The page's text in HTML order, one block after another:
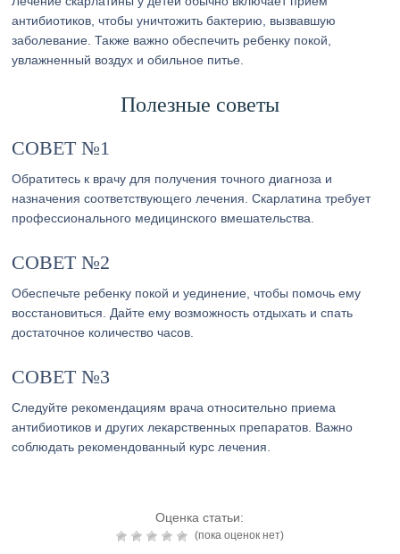
антибиотиков, чтобы уничтожить бактерию, вызвавшую
заболевание. Также важно обеспечить ребенку покой,
увлажненный воздух и обильное питье.
Полезные советы
СОВЕТ №1
Обратитесь к врачу для получения точного диагноза и
назначения соответствующего лечения. Скарлатина требует
профессионального медицинского вмешательства.
СОВЕТ №2
Обеспечьте ребенку покой и уединение, чтобы помочь ему
восстановиться. Дайте ему возможность отдыхать и спать
достаточное количество часов.
СОВЕТ №3
Следуйте рекомендациям врача относительно приема
антибиотиков и других лекарственных препаратов. Важно
соблюдать рекомендованный курс лечения.
Оценка статьи:
(пока оценок нет)